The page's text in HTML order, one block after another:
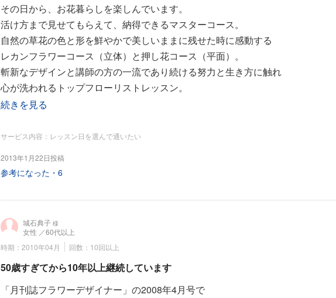
その日から、お花暮らしを楽しんでいます。
活け方まで見せてもらえて、納得できるマスターコース。
自然の草花の色と形を鮮やかで美しいままに残せた時に感動する
レカンフラワーコース（立体）と押し花コース（平面）。
斬新なデザインと講師の方の一流であり続ける努力と生き方に触れ
心が洗われるトップフローリストレッスン。
今、熱心に教えてくださる素敵な先生方や意欲的な仲間とともに
幸せを感じています。
2011年秋 著
続きを見る
サービス内容：レッスン日を選んで通いたい
2013年1月22日投稿
参考になった・ 6
城石典子 様
女性 ／60代以上
時期：2010年04月
回数：10回以上
50歳すぎてから10年以上継続しています
「月刊誌フラワーデザイナー」の2008年4月号で